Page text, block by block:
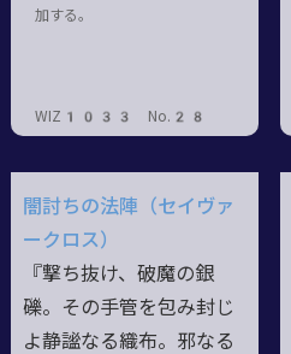
加する。
WIZ1033 No.28
闇討ちの法陣（セイヴァ
ークロス）
『撃ち抜け、破魔の銀
礫。その手管を包み封じ
よ静謐なる織布。邪なる